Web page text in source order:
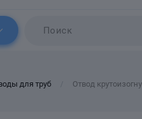
для труб Отвод